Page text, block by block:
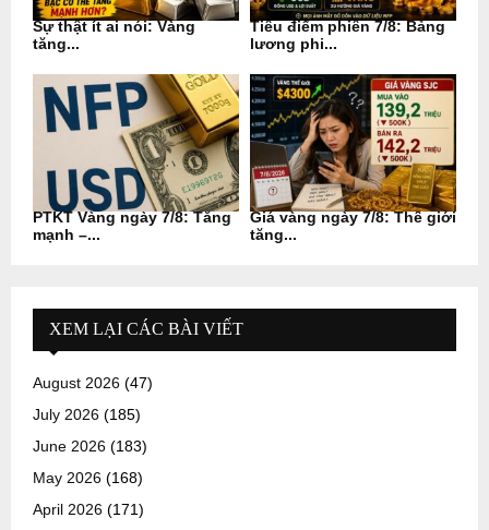
Sự thật ít ai nói: Vàng
tăng...
Tiêu điểm phiên 7/8: Bảng
lương phi...
PTKT Vàng ngày 7/8: Tăng
mạnh –...
Giá vàng ngày 7/8: Thế giới
tăng...
XEM LẠI CÁC BÀI VIẾT
August 2026 (47)
July 2026 (185)
June 2026 (183)
May 2026 (168)
April 2026 (171)